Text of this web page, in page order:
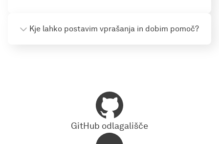
Kje lahko postavim vprašanja in dobim pomoč?
GitHub odlagališče